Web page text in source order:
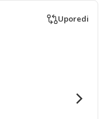
Uporedi